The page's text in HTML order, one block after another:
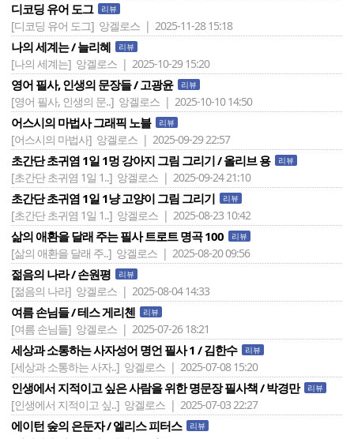
디코딩 유어 도그 리뷰
[디코딩 유어 도그] 앙겔로스 | 2025-11-28 15:18
나의 세계는 / 늘리혜 리뷰
[나의 세계는] 앙겔로스 | 2025-10-29 15:20
영어 필사, 인생의 문장들 / 고광윤 리뷰
[영어 필사, 인생의 문..] 앙겔로스 | 2025-10-10 14:50
어스시의 마법사 그래픽 노블 리뷰
[어스시의 마법사] 앙겔로스 | 2025-09-29 22:57
초간단 초귀염 1일 1멍 강아지 그림 그리기 / 올리브 용 리뷰
[초간단 초귀염 1일 1..] 앙겔로스 | 2025-09-24 21:10
초간단 초귀염 1일 1냥 고양이 그림 그리기 리뷰
[초간단 초귀염 1일 1..] 앙겔로스 | 2025-08-23 10:42
삶의 애환을 달래 주는 필사 트로트 명곡 100 리뷰
[삶의 애환을 달래 주..] 앙겔로스 | 2025-08-20 09:56
젊음의 나라 / 손원평 리뷰
[젊음의 나라] 앙겔로스 | 2025-08-04 14:33
여름 손님들 / 테스 게리첸 리뷰
[여름 손님들] 앙겔로스 | 2025-07-26 18:21
세상과 소통하는 사자성어 명언 필사 1 / 김한수 리뷰
[세상과 소통하는 사자..] 앙겔로스 | 2025-07-08 15:20
인생에서 지적이고 싶은 사람을 위한 명문장 필사책 / 박경만 리뷰
[인생에서 지적이고 싶..] 앙겔로스 | 2025-07-03 22:27
에이턴 숲의 은둔자 / 엘리스 피터스 리뷰